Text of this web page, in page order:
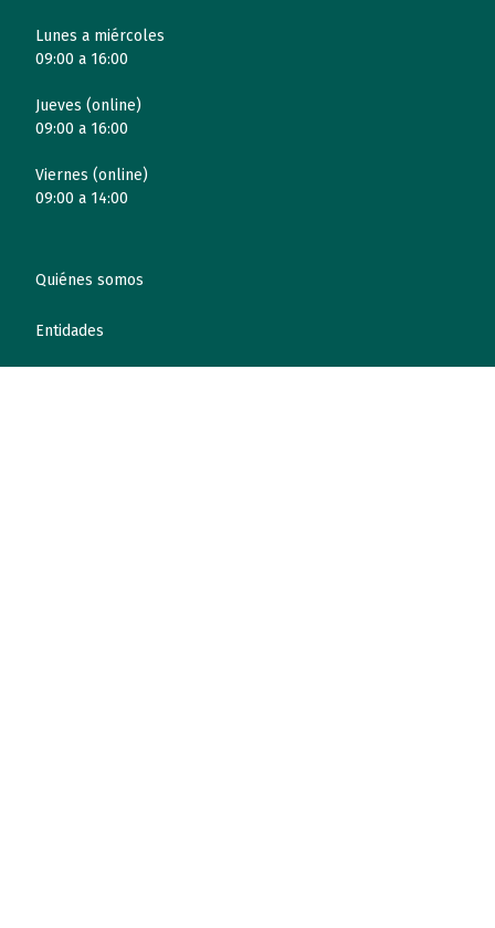
Lunes a miércoles
09:00 a 16:00
Jueves (online)
09:00 a 16:00
Viernes (online)
09:00 a 14:00
Quiénes somos
Entidades